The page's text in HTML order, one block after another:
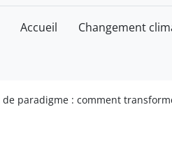
Accueil Changement
de paradigme : comment